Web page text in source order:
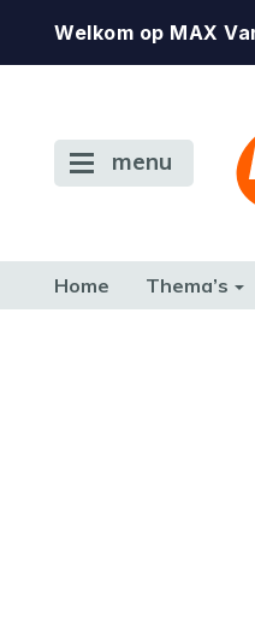
Welkom op MAX
menu
Home Thema’s